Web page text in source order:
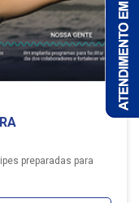
preparadas para